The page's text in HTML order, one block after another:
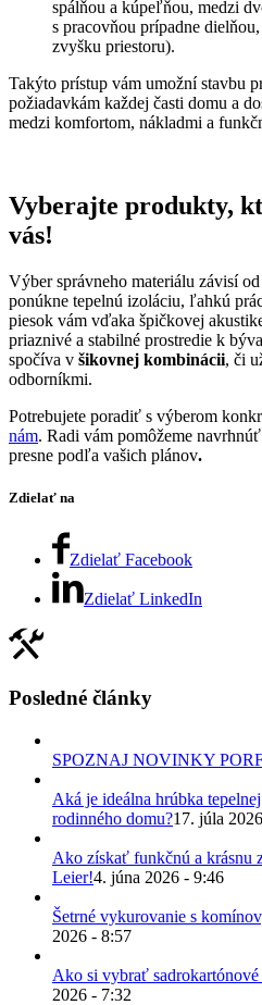
spálňou a kúpeľňou, medzi
s pracovňou prípadne
zvyšku priestoru).
Takýto prístup vám umožní stavbu
požiadavkám každej časti domu a
medzi komfortom, nákladmi a
Vyberajte produkty,
vás!
Výber správneho materiálu závisí
ponúkne tepelnú izoláciu, ľahkú
piesok vám vďaka špičkovej
priaznivé a stabilné prostredie k
spočíva v šikovnej kombinácii, či
odborníkmi.
Potrebujete poradiť s výberom
nám. Radi vám pomôžeme
presne podľa vašich plánov.
Zdielať na
Zdielať Facebook
Zdielať LinkedIn
Posledné články
SPOZNAJ NOVINKY
Aká je ideálna hrúbka
rodinného domu?17. júla
Ako získať funkčnú a krásnu
Leier!4. júna 2026 - 9:46
Šetrné vykurovanie s
2026 - 8:57
Ako si vybrať
2026 - 7:32